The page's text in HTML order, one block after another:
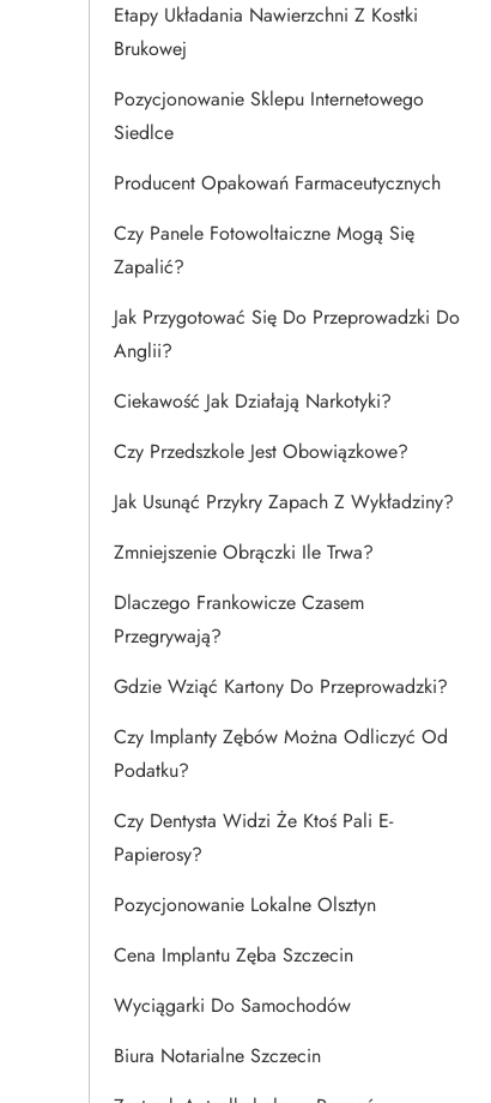
Etapy Układania Nawierzchni Z Kostki
Brukowej
Pozycjonowanie Sklepu Internetowego
Siedlce
Producent Opakowań Farmaceutycznych
Czy Panele Fotowoltaiczne Mogą Się
Zapalić?
Jak Przygotować Się Do Przeprowadzki Do
Anglii?
Ciekawość Jak Działają Narkotyki?
Czy Przedszkole Jest Obowiązkowe?
Jak Usunąć Przykry Zapach Z Wykładziny?
Zmniejszenie Obrączki Ile Trwa?
Dlaczego Frankowicze Czasem
Przegrywają?
Gdzie Wziąć Kartony Do Przeprowadzki?
Czy Implanty Zębów Można Odliczyć Od
Podatku?
Czy Dentysta Widzi Że Ktoś Pali E-
Papierosy?
Pozycjonowanie Lokalne Olsztyn
Cena Implantu Zęba Szczecin
Wyciągarki Do Samochodów
Biura Notarialne Szczecin